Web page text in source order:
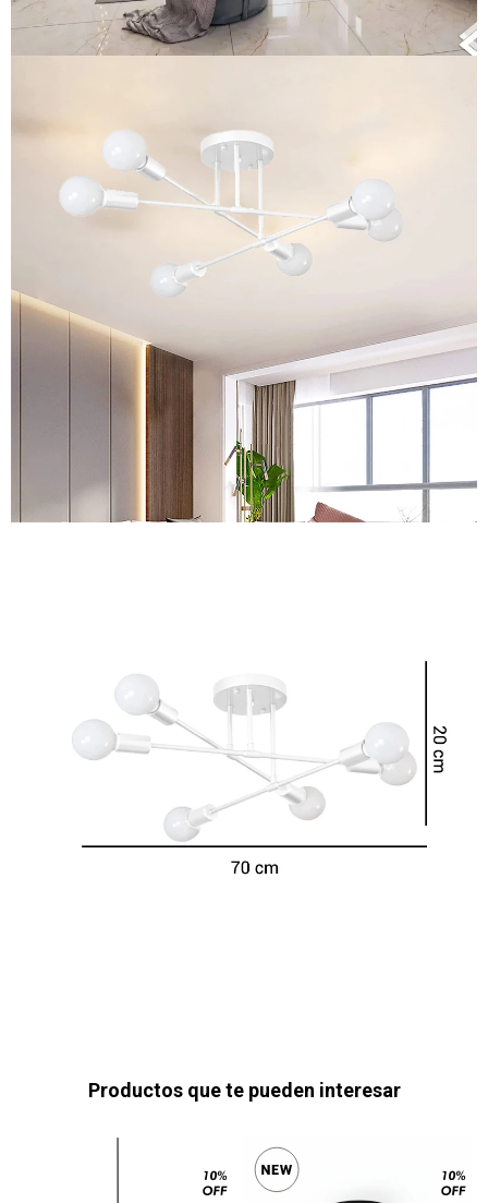
Productos que te pueden interesar